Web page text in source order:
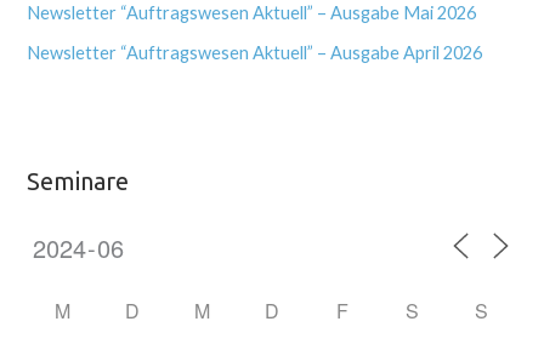
Newsletter “Auftragswesen Aktuell” – Ausgabe Mai 2026
Newsletter “Auftragswesen Aktuell” – Ausgabe April 2026
Seminare
M D M D F S S